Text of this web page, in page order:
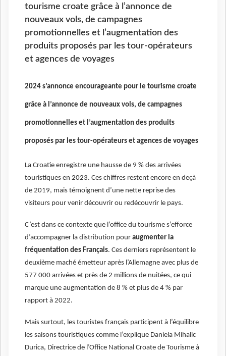
tourisme croate grâce à l’annonce de
nouveaux vols, de campagnes
promotionnelles et l’augmentation des
produits proposés par les tour-opérateurs
et agences de voyages
2024 s’annonce encourageante pour le tourisme croate
grâce à l’annonce de nouveaux vols, de campagnes
promotionnelles et l’augmentation des produits
proposés par les tour-opérateurs et agences de voyages
La Croatie enregistre une hausse de 9 % des arrivées
touristiques en 2023. Ces chiffres restent encore en deçà
de 2019, mais témoignent d’une nette reprise des
visiteurs pour venir découvrir ou redécouvrir le pays.
C’est dans ce contexte que l’office du tourisme s’efforce
d’accompagner la distribution pour augmenter la
fréquentation des Français. Ces derniers représentent le
deuxième maché émetteur après l’Allemagne avec plus de
577 000 arrivées et près de 2 millions de nuitées, ce qui
marque une augmentation de 8 % et plus de 4 % par
rapport à 2022.
Mais surtout, les touristes français participent à l’équilibre
les saisons touristiques comme l’explique Daniela Mihalic
Durica, Directrice de l’Office National Croate de Tourisme à